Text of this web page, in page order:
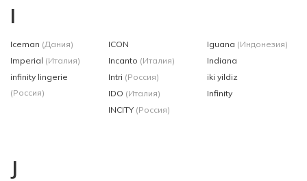
I
Iceman (Дания)
Imperial (Италия)
infinity lingerie
(Россия)
ICON
Incanto (Италия)
Intri (Россия)
IDO (Италия)
INCITY (Россия)
Iguana (Индонезия)
Indiana
iki yildiz
Infinity
J